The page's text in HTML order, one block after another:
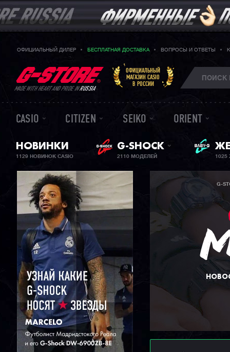
ОФИЦИАЛЬНЫЙ ДИЛЕР БЕСПЛАТНАЯ ДОСТАВКА ВОПРОСЫ И ОТВЕТЫ
MADE WITH HEART AND PRIDE INRUSSIA
ОФИЦИАЛЬНЫЙ
МАГАЗИН CASIO
В РОССИИ
CASIO CITIZEN SEIKO ORIENT
НОВИНКИ
1129 НОВИНОК CASIO
G-SHOCK
2110 МОДЕЛЕЙ
G-